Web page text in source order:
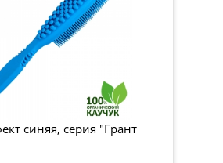
синяя, серия "Грант